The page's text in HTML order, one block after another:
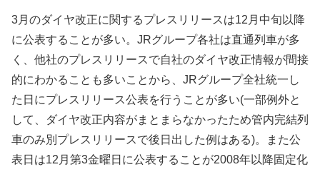
3月のダイヤ改正に関するプレスリリースは12月中旬以降
に公表することが多い。JRグループ各社は直通列車が多
く、他社のプレスリリースで自社のダイヤ改正情報が間接
的にわかることも多いことから、JRグループ全社統一し
た日にプレスリリース公表を行うことが多い(一部例外と
して、ダイヤ改正内容がまとまらなかったため管内完結列
車のみ別プレスリリースで後日出した例はある)。また公
表日は12月第3金曜日に公表することが2008年以降固定化